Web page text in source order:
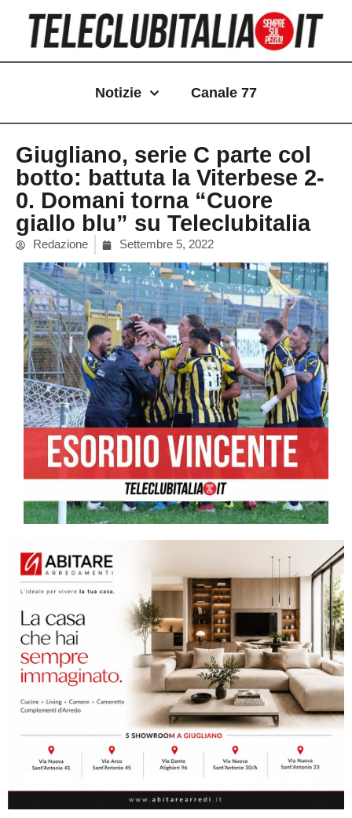
contenuto
Notizie Canale 77
Giugliano, serie C parte col
botto: battuta la Viterbese 2-
0. Domani torna “Cuore
giallo blu” su Teleclubitalia
Redazione Settembre 5, 2022